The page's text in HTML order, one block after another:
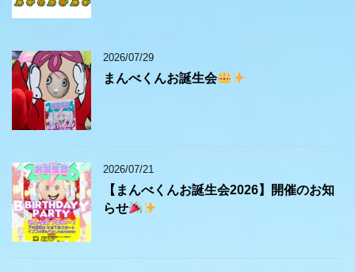
2026/07/29
まんべくんお誕生会
2026/07/21
【まんべくんお誕生会2026】開催のお知
らせ